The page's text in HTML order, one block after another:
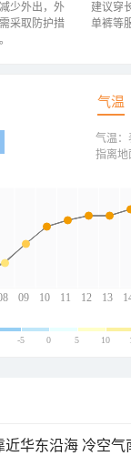
少外出，外
采取防护措
建议穿
单裤等
气温
09 10 11 12 13
气温：
指离地
-5 0 5 10
近华东沿海 冷空